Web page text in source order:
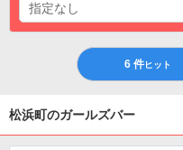
6 件ヒット
松浜町のガールズバー